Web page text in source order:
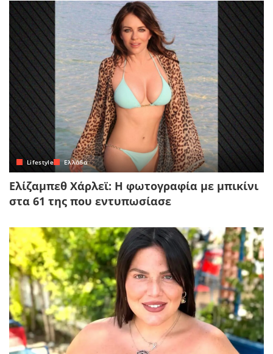
Lifestyle Ελλάδα
Ελίζαμπεθ Χάρλεϊ: Η φωτογραφία με μπικίνι
στα 61 της που εντυπωσίασε